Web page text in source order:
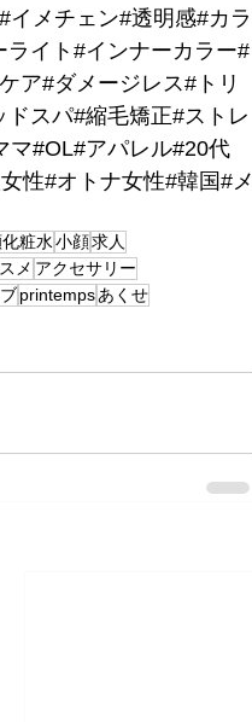
メチェン#透明感#カラ
イト#インナーカラー#
ア#ダメージレス#トリ
スパ#縮毛矯正#ストレ
マ#OL#アパレル#20代
性#オトナ女性#韓国#メ
粧水小顔求人
メ アクセサリー
printempsあくせ